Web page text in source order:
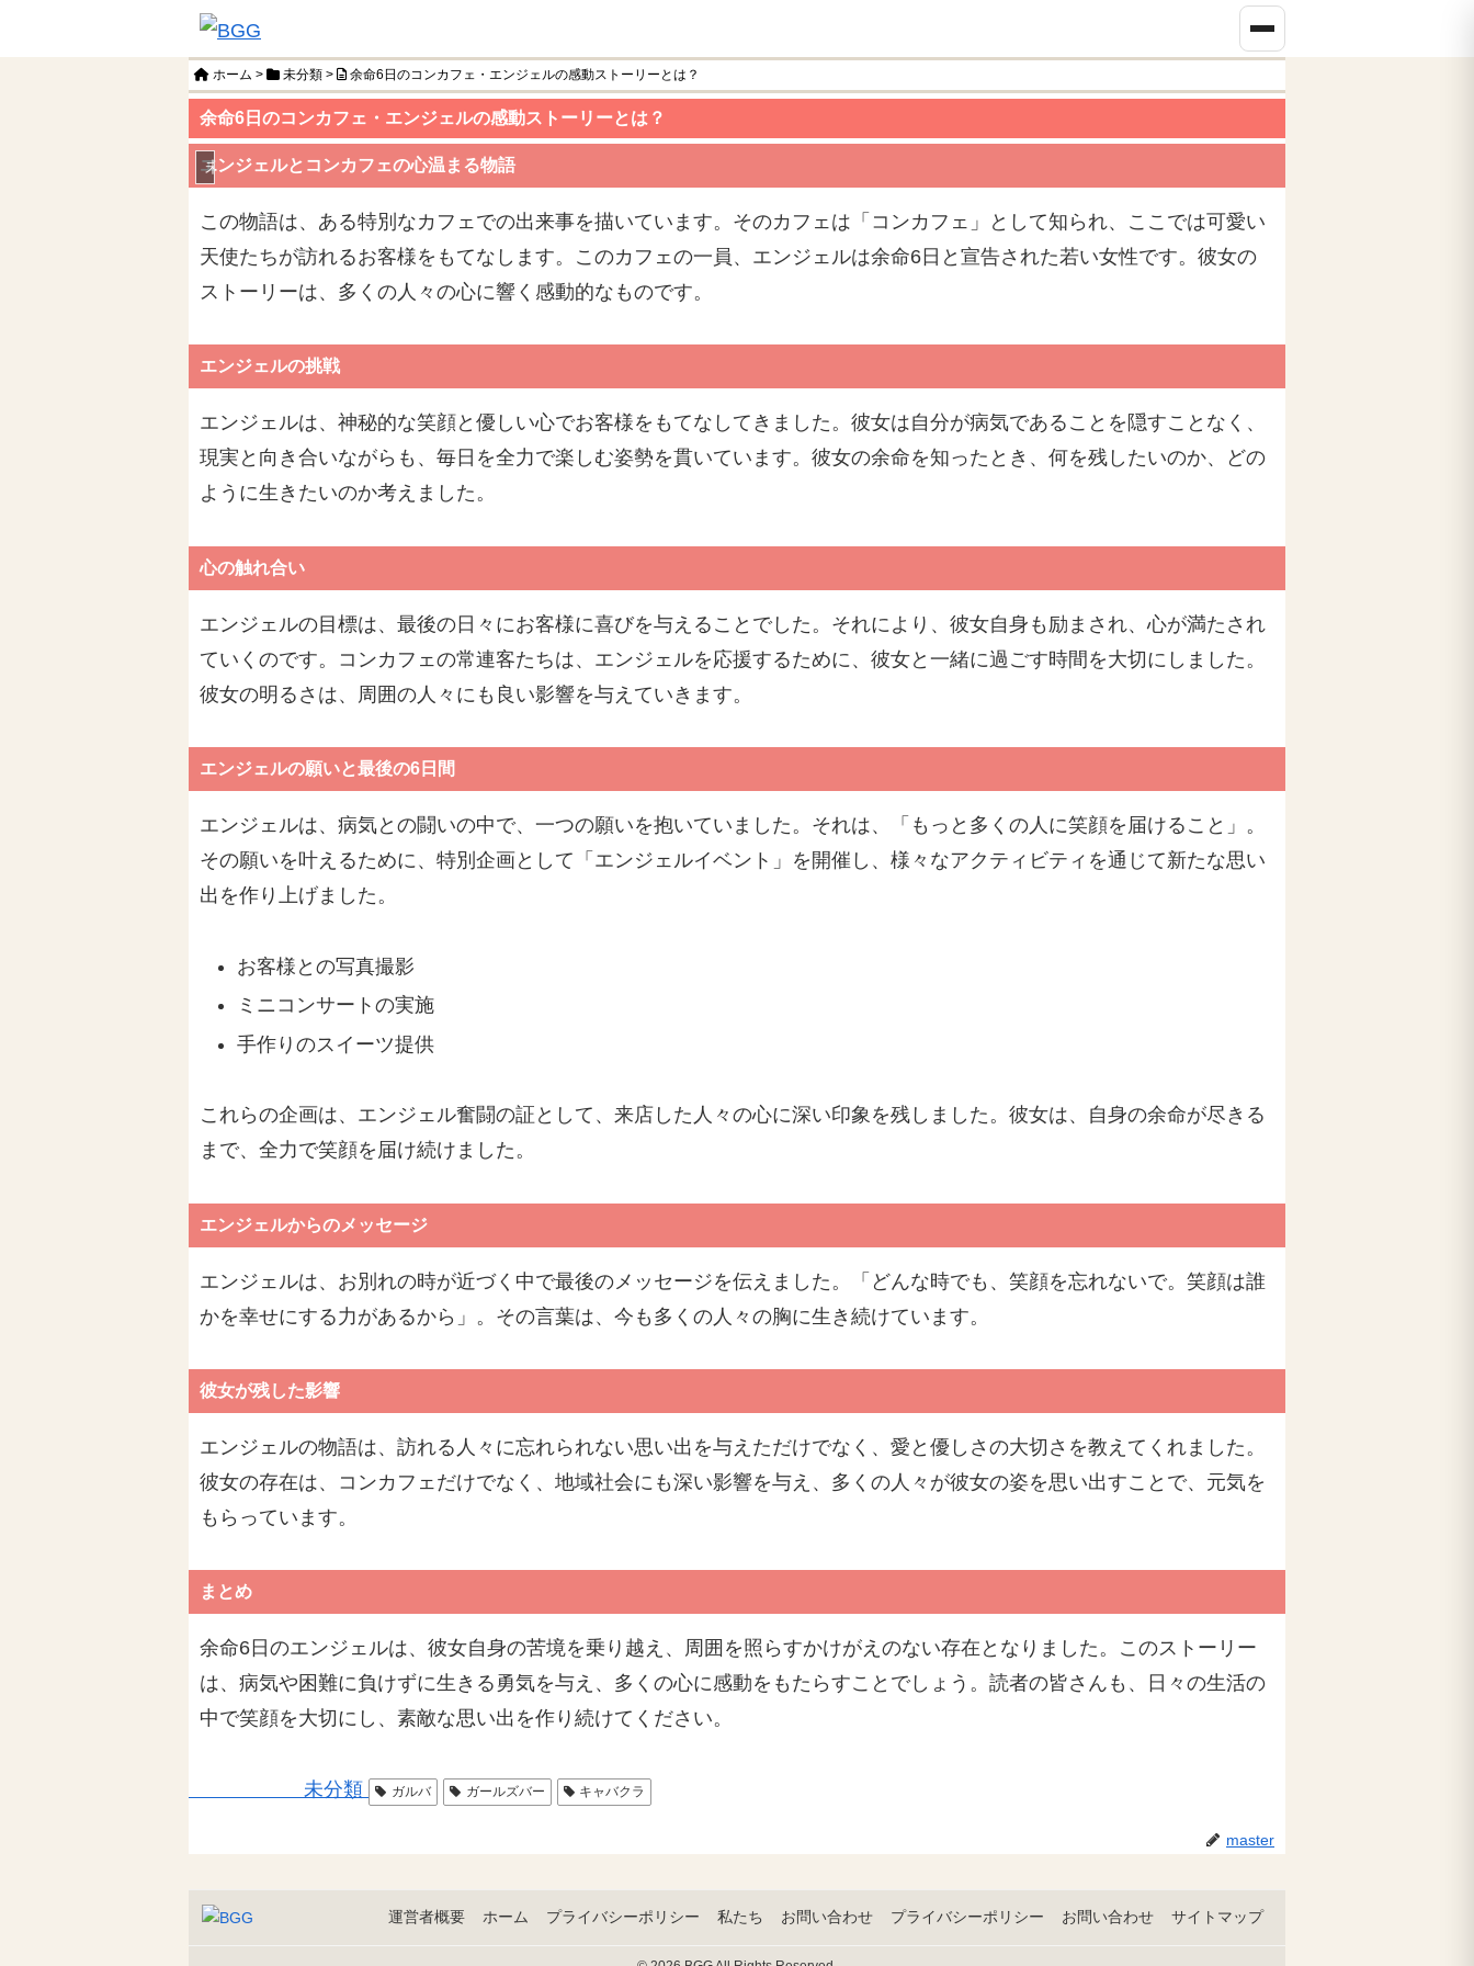
ホーム > 未分類 > 余命6日のコンカフェ・エンジェルの感動ストーリーとは？
余命6日のコンカフェ・エンジェルの感動ストーリーとは？
未分類
エンジェルとコンカフェの心温まる物語
この物語は、ある特別なカフェでの出来事を描いています。そのカフェは「コンカフェ」として知られ、ここでは可愛い
天使たちが訪れるお客様をもてなします。このカフェの一員、エンジェルは余命6日と宣告された若い女性です。彼女の
ストーリーは、多くの人々の心に響く感動的なものです。
エンジェルの挑戦
エンジェルは、神秘的な笑顔と優しい心でお客様をもてなしてきました。彼女は自分が病気であることを隠すことなく、
現実と向き合いながらも、毎日を全力で楽しむ姿勢を貫いています。彼女の余命を知ったとき、何を残したいのか、どの
ように生きたいのか考えました。
心の触れ合い
エンジェルの目標は、最後の日々にお客様に喜びを与えることでした。それにより、彼女自身も励まされ、心が満たされ
ていくのです。コンカフェの常連客たちは、エンジェルを応援するために、彼女と一緒に過ごす時間を大切にしました。
彼女の明るさは、周囲の人々にも良い影響を与えていきます。
エンジェルの願いと最後の6日間
エンジェルは、病気との闘いの中で、一つの願いを抱いていました。それは、「もっと多くの人に笑顔を届けること」。
その願いを叶えるために、特別企画として「エンジェルイベント」を開催し、様々なアクティビティを通じて新たな思い
出を作り上げました。
お客様との写真撮影
ミニコンサートの実施
手作りのスイーツ提供
これらの企画は、エンジェル奮闘の証として、来店した人々の心に深い印象を残しました。彼女は、自身の余命が尽きる
まで、全力で笑顔を届け続けました。
エンジェルからのメッセージ
エンジェルは、お別れの時が近づく中で最後のメッセージを伝えました。「どんな時でも、笑顔を忘れないで。笑顔は誰
かを幸せにする力があるから」。その言葉は、今も多くの人々の胸に生き続けています。
彼女が残した影響
エンジェルの物語は、訪れる人々に忘れられない思い出を与えただけでなく、愛と優しさの大切さを教えてくれました。
彼女の存在は、コンカフェだけでなく、地域社会にも深い影響を与え、多くの人々が彼女の姿を思い出すことで、元気を
もらっています。
まとめ
余命6日のエンジェルは、彼女自身の苦境を乗り越え、周囲を照らすかけがえのない存在となりました。このストーリー
は、病気や困難に負けずに生きる勇気を与え、多くの心に感動をもたらすことでしょう。読者の皆さんも、日々の生活の
中で笑顔を大切にし、素敵な思い出を作り続けてください。
未分類 ガルバ ガールズバー キャバクラ
master
運営者概要 ホーム プライバシーポリシー 私たち お問い合わせ プライバシーポリシー お問い合わせ サイトマップ